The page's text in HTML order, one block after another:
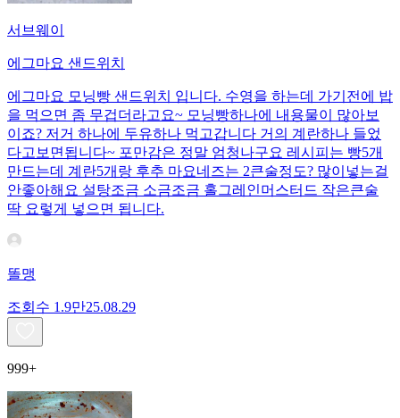
서브웨이
에그마요 샌드위치
에그마요 모닝빵 샌드위치 입니다. 수영을 하는데 가기전에 밥
을 먹으면 좀 무겁더라고요~ 모닝빵하나에 내용물이 많아보
이죠? 저거 하나에 두유하나 먹고갑니다 거의 계란하나 들었
다고보면됩니다~ 포만감은 정말 엄청나구요 레시피는 빵5개
만드는데 계란5개랑 후추 마요네즈는 2큰술정도? 많이넣는걸
안좋아해요 설탕조금 소금조금 홀그레인머스터드 작은큰술
딱 요렇게 넣으면 됩니다.
똘맹
조회수 1.9만25.08.29
999+